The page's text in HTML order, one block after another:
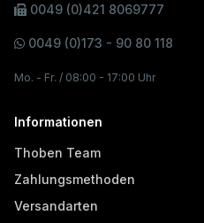
0049 (0)421 8069777
0049 (0)173 - 90 80 118
Mo. - Fr. / 08:00 - 17:00 Uhr
Informationen
Thoben Team
Zahlungsmethoden
Versandarten